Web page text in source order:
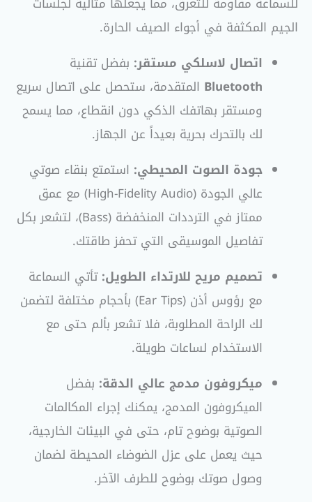
الجيم المكثفة في أجواء الصيف الحارة.
اتصال لاسلكي مستقر: بفضل تقنية
Bluetooth المتقدمة، ستحصل على اتصال سريع
ومستقر بهاتفك الذكي دون انقطاع، مما يسمح
لك بالتحرك بحرية بعيداً عن الجهاز.
جودة الصوت المحيطي: استمتع بنقاء صوتي
عالي الجودة (High-Fidelity Audio) مع عمق
ممتاز في الترددات المنخفضة (Bass)، لتشعر بكل
تفاصيل الموسيقى التي تحفز طاقتك.
تصميم مريح للارتداء الطويل:تأتي السماعة
مع رؤوس أذن (Ear Tips) بأحجام مختلفة لتضمن
لك الراحة المطلوبة، فلا تشعر بألم حتى مع
الاستخدام لساعات طويلة.
ميكروفون مدمج عالي الدقة: بفضل
الميكروفون المدمج، يمكنك إجراء المكالمات
الصوتية بوضوح تام، حتى في البيئات الخارجية،
حيث يعمل على عزل الضوضاء المحيطة لضمان
وصول صوتك بوضوح للطرف الآخر.